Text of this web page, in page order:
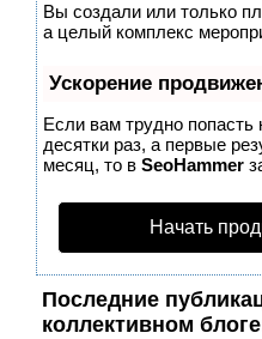
Вы создали или только
а целый комплекс
Ускорение
Если вам трудно попасть
десятки раз, а первые
месяц, то в SeoHammer
Начать
Последние
коллективном